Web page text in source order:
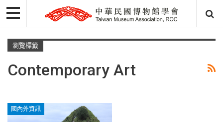
瀏覽標籤
Contemporary Art
國內外資訊